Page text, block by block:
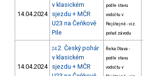
14.04.2024
v klasickém
sjezdu + MČR
U23 na Čeňkově
Pile
podle stavu
vodočtu v
Rejštejně - viz.
pořad závodu
14.04.2024
24 2. Český pohár
v klasickém
sjezdu + MČR
Řeka Otava -
podle stavu
vodočtu v